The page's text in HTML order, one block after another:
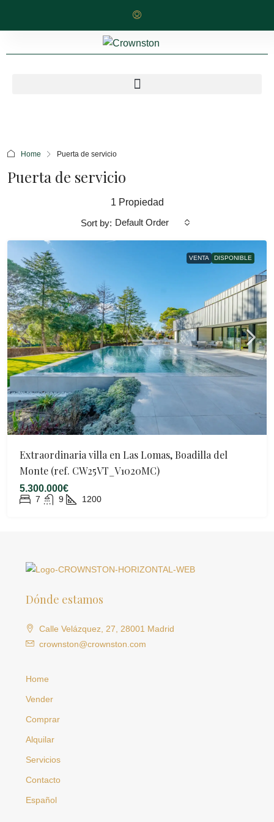
Home Puerta de servicio
Puerta de servicio
1 Propiedad
Sort by: Default Order
VENTA DISPONIBLE
Extraordinaria villa en Las Lomas, Boadilla del
Monte (ref. CW25VT_V1020MC)
5.300.000€
7 9 1200
Dónde estamos
Calle Velázquez, 27, 28001 Madrid
crownston@crownston.com
Home
Vender
Comprar
Alquilar
Servicios
Contacto
Español